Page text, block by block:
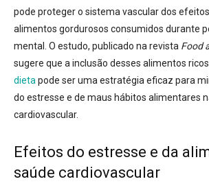
pode proteger o sistema vascular dos
alimentos gordurosos consumidos durante
mental. O estudo, publicado na revista Food
sugere que a inclusão desses alimentos
dieta pode ser uma estratégia eficaz para
do estresse e de maus hábitos alimentares
cardiovascular.
Efeitos do estresse e da
saúde cardiovascular